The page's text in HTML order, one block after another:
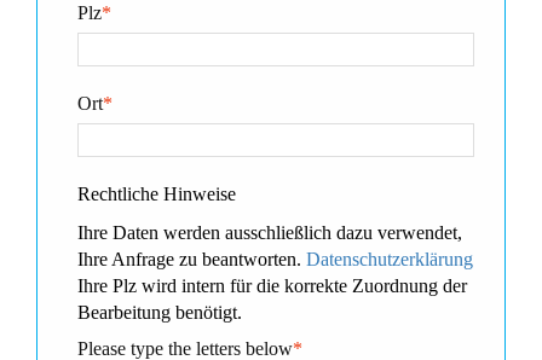
*
Plz
*
Ort
Rechtliche Hinweise
Ihre Daten werden ausschließlich dazu verwendet,
Ihre Anfrage zu beantworten. Datenschutzerklärung
Ihre Plz wird intern für die korrekte Zuordnung der
Bearbeitung benötigt.
*
Please type the letters below